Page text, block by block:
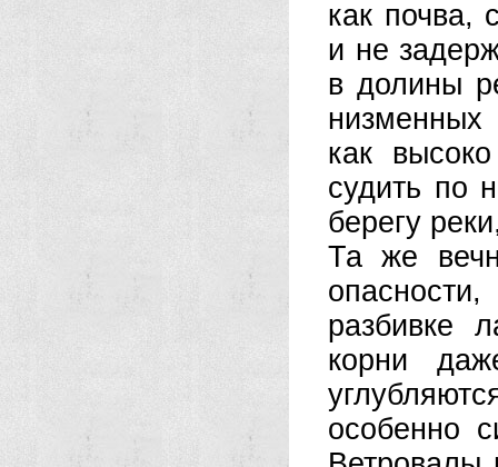
как почва,
и не
в долины
как
судить по
берегу
Та же
разбивке
корни
особенно